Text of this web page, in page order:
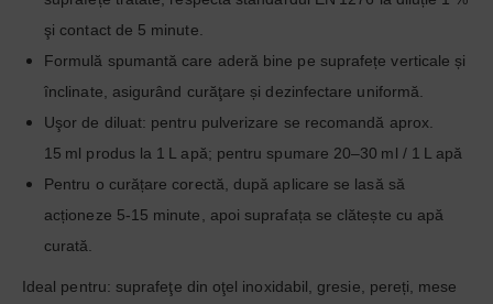
şi contact de 5 minute.
Formulă spumantă care aderă bine pe suprafețe verticale și
înclinate, asigurând curăţare și dezinfectare uniformă.
Uşor de diluat: pentru pulverizare se recomandă aprox.
15 ml produs la 1 L apă; pentru spumare 20–30 ml / 1 L apă
Pentru o curățare corectă, după aplicare se lasă să
acționeze 5‑15 minute, apoi suprafața se clătește cu apă
curată.
Ideal pentru: suprafeţe din oţel inoxidabil, gresie, pereți, mese